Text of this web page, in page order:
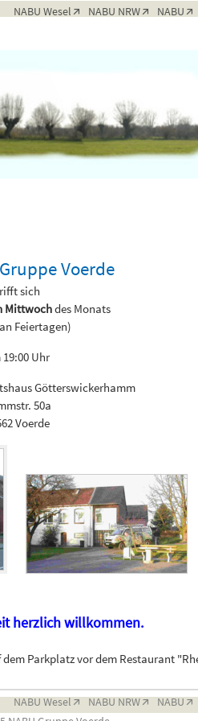
NABU Wesel NABU NRW NABU
Voerde
sich
Mittwochdes Monats
Feiertagen)
19:00 Uhr
Götterswickerhamm
50a
Voerde
herzlich willkommen.
Parkplatz vor dem Restaurant
NABU Wesel NABU NRW NABU